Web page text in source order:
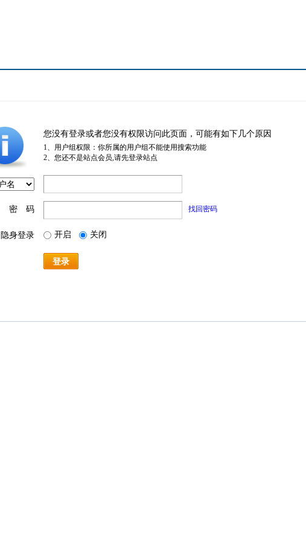
您没有登录或者您没有权限访问此页面，可能有如下几个原因
1、用户组权限：你所属的用户组不能使用搜索功能
2、您还不是站点会员,请先登录站点
密 码 找回密码
隐身登录 开启 关闭
登录